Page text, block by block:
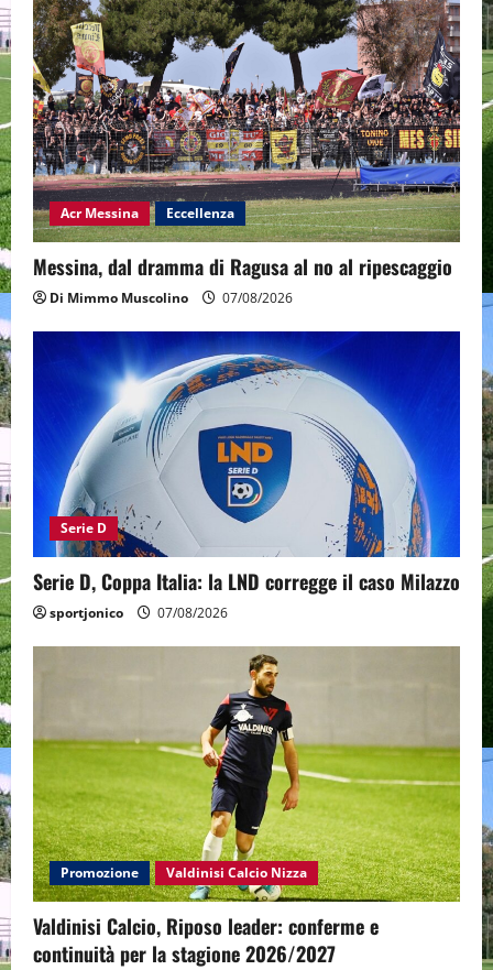
Acr Messina Eccellenza
Messina, dal dramma di Ragusa al no al ripescaggio
Di Mimmo Muscolino 07/08/2026
Serie D
Serie D, Coppa Italia: la LND corregge il caso Milazzo
sportjonico 07/08/2026
Promozione Valdinisi Calcio Nizza
Valdinisi Calcio, Riposo leader: conferme e
continuità per la stagione 2026/2027